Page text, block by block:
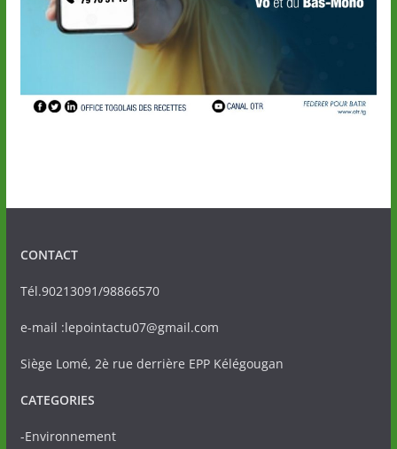
CONTACT
Tél.90213091/98866570
e-mail :lepointactu07@gmail.com
Siège Lomé, 2è rue derrière EPP Kélégougan
CATEGORIES
-Environnement